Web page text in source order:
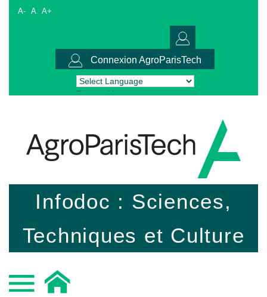
A- A A+
Connexion AgroParisTech
Powered by Translate
Infodoc : Sciences,
Techniques et Culture